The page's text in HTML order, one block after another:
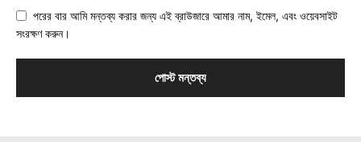
পরের বার আমি মন্তব্য করার জন্য এই ব্রাউজারে আমার নাম, ইমেল, এবং ওয়েবসাইট
সংরক্ষণ করুন।